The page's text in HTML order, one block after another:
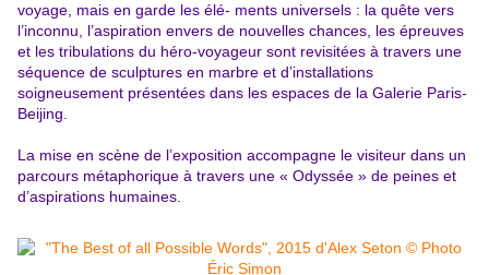
voyage, mais en garde les élé- ments universels : la quête vers
l’inconnu, l’aspiration envers de nouvelles chances, les épreuves
et les tribulations du héro-voyageur sont revisitées à travers une
séquence de sculptures en marbre et d’installations
soigneusement présentées dans les espaces de la Galerie Paris-
Beijing.
La mise en scène de l’exposition accompagne le visiteur dans un
parcours métaphorique à travers une « Odyssée » de peines et
d’aspirations humaines.